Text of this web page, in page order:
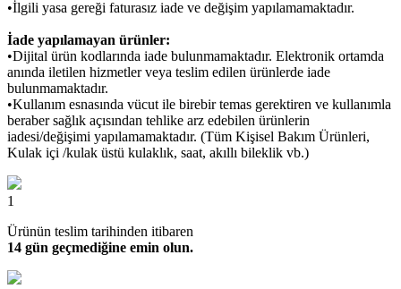
•İlgili yasa gereği faturasız iade ve değişim yapılamamaktadır.
İade yapılamayan ürünler:
•Dijital ürün kodlarında iade bulunmamaktadır. Elektronik ortamda
anında iletilen hizmetler veya teslim edilen ürünlerde iade
bulunmamaktadır.
•Kullanım esnasında vücut ile birebir temas gerektiren ve kullanımla
beraber sağlık açısından tehlike arz edebilen ürünlerin
iadesi/değişimi yapılamamaktadır. (Tüm Kişisel Bakım Ürünleri,
Kulak içi /kulak üstü kulaklık, saat, akıllı bileklik vb.)
1
Ürünün teslim tarihinden itibaren
14 gün geçmediğine emin olun.